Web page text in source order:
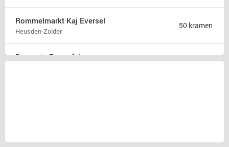
Rommelmarkt Kaj Eversel
Heusden-Zolder
50 kramen
Brocante Zomerfair 18 kramen